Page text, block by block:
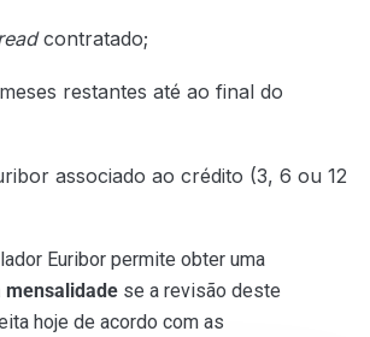
contratado;
restantes até ao final do
associado ao crédito (3, 6 ou 12
Euribor permite obter uma
mensalidade se a revisão deste
hoje de acordo com as